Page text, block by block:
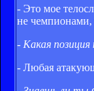
- Это мое
не
- Какая
- Любая